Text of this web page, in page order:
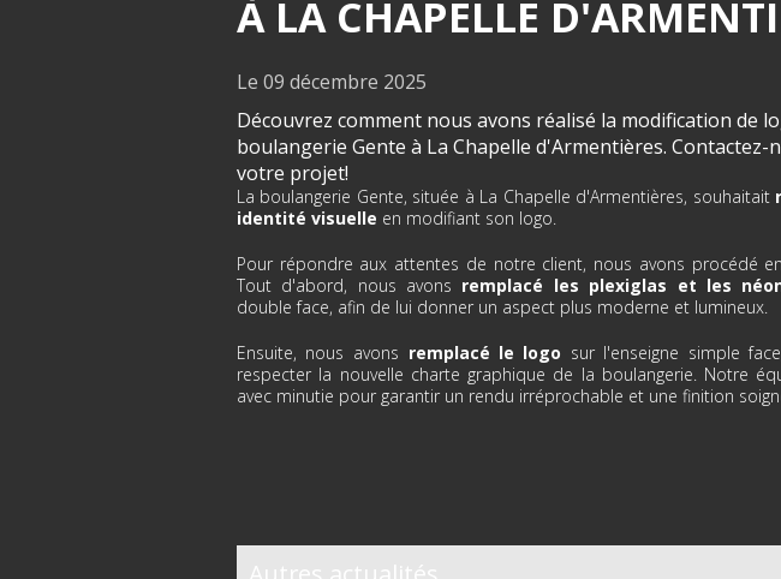
À LA CHAPELLE
Le 09 décembre 2025
Découvrez comment nous avons réalisé la modification de
boulangerie Gente à La Chapelle d'Armentières. Contactez-
votre projet!
La boulangerie Gente, située à La Chapelle d'Armentières, souhaitait
identité visuelle en modifiant son logo.
Pour répondre aux attentes de notre client, nous avons procédé
Tout d'abord, nous avons remplacé les plexiglas et les
double face, afin de lui donner un aspect plus moderne et lumineux.
Ensuite, nous avons remplacé le logo sur l'enseigne simple
respecter la nouvelle charte graphique de la boulangerie. Notre
avec minutie pour garantir un rendu irréprochable et une finition